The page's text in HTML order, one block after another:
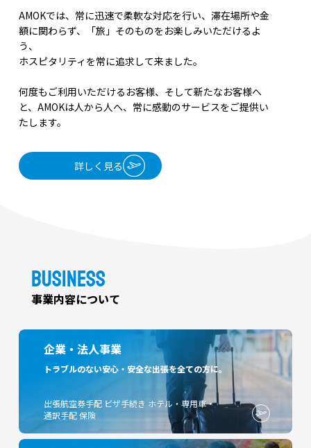
AMOKでは、常に迅速で柔軟な対応を行い、滞在場所や金
額に関わらず、「旅」そのものをお楽しみいただけるよ
う、
ホスピタリティを常に追求して来ました。
何度もご利用いただけるお客様、そして新たなお客様へ
と、AMOKは人から人へ、常に感動のサービスをご提供い
たします。
詳しく見る
BUSINESS
事業内容について
企業・法人事業
トラブルのない安心・安全な出張を全ての方に。
出張航空券手配ビザ手続き ホテル・専用車・
通訳手配保険